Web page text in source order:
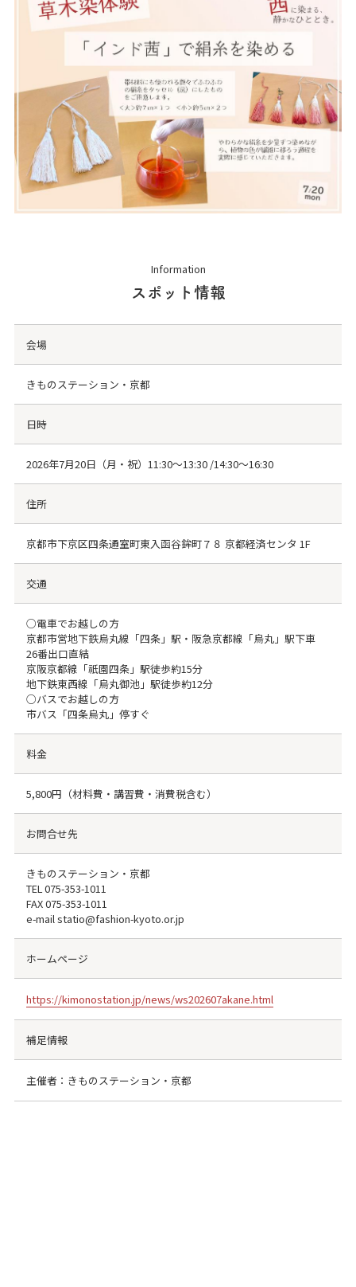
Information
スポット情報
会場
きものステーション・京都
日時
2026年7月20日（月・祝）11:30～13:30 /14:30～16:30
住所
京都市下京区四条通室町東入函谷鉾町７８ 京都経済センタ 1F
交通
○電車でお越しの方
京都市営地下鉄烏丸線「四条」駅・阪急京都線「烏丸」駅下車
26番出口直結
京阪京都線「祇園四条」駅徒歩約15分
地下鉄東西線「烏丸御池」駅徒歩約12分
○バスでお越しの方
市バス「四条烏丸」停すぐ
料金
5,800円（材料費・講習費・消費税含む）
お問合せ先
きものステーション・京都
TEL075-353-1011
FAX075-353-1011
e-mail statio@fashion-kyoto.or.jp
ホームページ
https://kimonostation.jp/news/ws202607akane.html
補足情報
主催者：きものステーション・京都